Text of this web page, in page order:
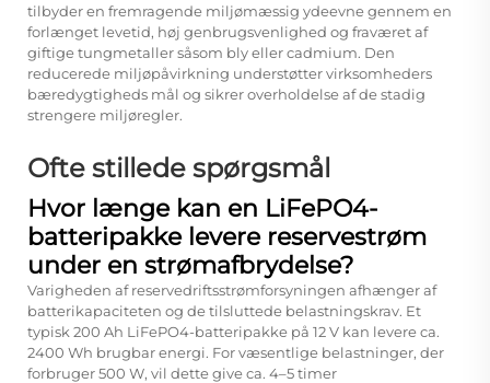
tilbyder en fremragende miljømæssig ydeevne gennem en
forlænget levetid, høj genbrugsvenlighed og fraværet af
giftige tungmetaller såsom bly eller cadmium. Den
reducerede miljøpåvirkning understøtter virksomheders
bæredygtigheds mål og sikrer overholdelse af de stadig
strengere miljøregler.
Ofte stillede spørgsmål
Hvor længe kan en LiFePO4-
batteripakke levere reservestrøm
under en strømafbrydelse?
Varigheden af reservedriftsstrømforsyningen afhænger af
batterikapaciteten og de tilsluttede belastningskrav. Et
typisk 200 Ah LiFePO4-batteripakke på 12 V kan levere ca.
2400 Wh brugbar energi. For væsentlige belastninger, der
forbruger 500 W, vil dette give ca. 4–5 timer